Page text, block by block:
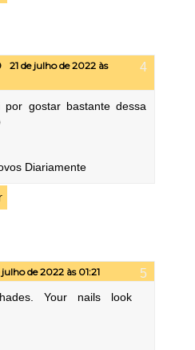
21 de julho de 2022 às
por gostar bastante dessa
Diariamente
julho de 2022 às 01:21
Your nails look